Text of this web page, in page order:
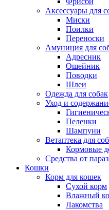
Аксессуары для
Миски
Поилки
Переноски
Амуниция для
Адресник
Ошейник
Поводки
Шлеи
Одежда для собак
Уход и
Пеленки
Шампуни
Ветаптека для
Кормовые
Средства от
Кошки
Корм для кошек
Сухой корм
Влажный
Лакомства